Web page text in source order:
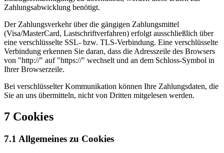
Zahlungsabwicklung benötigt.
Der Zahlungsverkehr über die gängigen Zahlungsmittel
(Visa/MasterCard, Lastschriftverfahren) erfolgt ausschließlich über
eine verschlüsselte SSL- bzw. TLS-Verbindung. Eine verschlüsselte
Verbindung erkennen Sie daran, dass die Adresszeile des Browsers
von "http://" auf "https://" wechselt und an dem Schloss-Symbol in
Ihrer Browserzeile.
Bei verschlüsselter Kommunikation können Ihre Zahlungsdaten, die
Sie an uns übermitteln, nicht von Dritten mitgelesen werden.
7 Cookies
7.1 Allgemeines zu Cookies